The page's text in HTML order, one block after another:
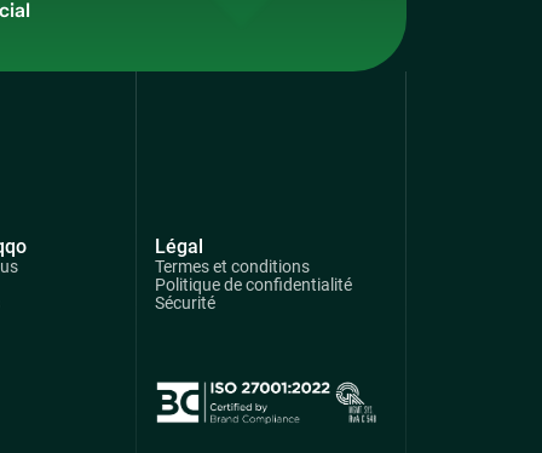
Légal
Termes et conditions
Politique de confidentialité
Sécurité